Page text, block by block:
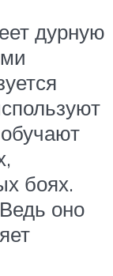
дурную
боях.
оно